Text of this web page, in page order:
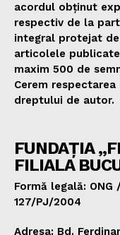
acordul obținut
respectiv de la
integral protejat
articolele
maxim 500 de
Cerem
dreptului de autor.
FUNDAȚIA
FILIALA
Formă legală: ONG
127/PJ/2004
Adresa: Bd.